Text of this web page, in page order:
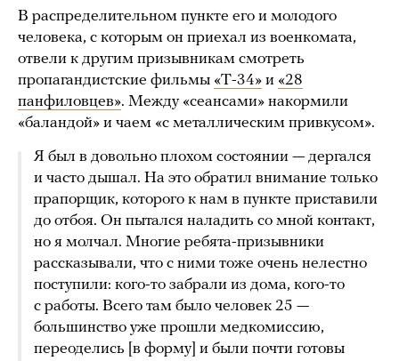
В распределительном пункте его и молодого
человека, с которым он приехал из военкомата,
отвели к другим призывникам смотреть
пропагандистские фильмы «Т-34» и «28
панфиловцев». Между «сеансами» накормили
«баландой» и чаем «с металлическим привкусом».
Я был в довольно плохом состоянии — дергался
и часто дышал. На это обратил внимание только
прапорщик, которого к нам в пункте приставили
до отбоя. Он пытался наладить со мной контакт,
но я молчал. Многие ребята-призывники
рассказывали, что с ними тоже очень нелестно
поступили: кого-то забрали из дома, кого-то
с работы. Всего там было человек 25 —
большинство уже прошли медкомиссию,
переоделись [в форму] и были почти готовы